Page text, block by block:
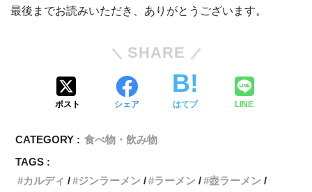
最後までお読みいただき、ありがとうございます。
SHARE
ポスト シェア はてブ LINE
CATEGORY : 食べ物・飲み物
TAGS :
カルディ
ジンラーメン ラーメン
壺ラーメン